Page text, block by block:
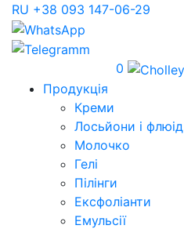
RU +38 093 147-06-29
0
Продукція
Креми
Лосьйони і флюід
Молочко
Гелі
Пілінги
Ексфоліанти
Емульсії